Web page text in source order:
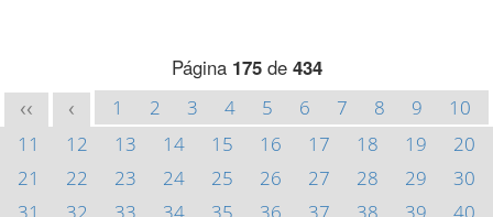
Página 175de 434
<< < 1 2 3 4 5 6 7 8 9
10
11
12 13 14 15 16 17 18 19
20
21
22 23 24 25 26 27 28 29
30